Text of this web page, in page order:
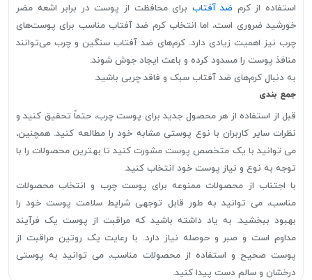
استفاده از کرم ضد آفتاب برای محافظت از پوست در برابر اشعه مضر
خورشید ضروری است، اما انتخاب کرم ضد آفتاب مناسب برای پوست‌های
چرب نیز اهمیت زیادی دارد. کرم‌های ضد آفتاب سنگین و چرب می‌توانند
منافذ پوست را مسدود کرده و باعث ایجاد جوش شوند.
به دنبال کرم‌های ضد آفتاب سبک و فاقد چربی باشید.
جمع بندی
قبل از استفاده از هر محصول جدید برای پوست چرب، حتماً تحقیق کنید و
نظرات سایر کاربران با نوع پوستی مشابه خود را مطالعه کنید. همچنین،
می توانید با یک متخصص پوست مشورت کنید تا بهترین محصولات را با
توجه به نوع و نیاز پوست خود انتخاب کنید.
با اجتناب از محصولات ممنوعه برای پوست چرب و انتخاب محصولات
مناسب، می توانید به طور قابل توجهی شرایط سلامت پوست خود را
بهبود ببخشید. به یاد داشته باشید که مراقبت از پوست یک فرآیند
مداوم است و صبر و حوصله نیاز دارد. با رعایت یک روتین مراقبت از
پوست صحیح و استفاده از محصولات مناسب، می توانید به پوستی
درخشان و سالم دست پیدا کنید.